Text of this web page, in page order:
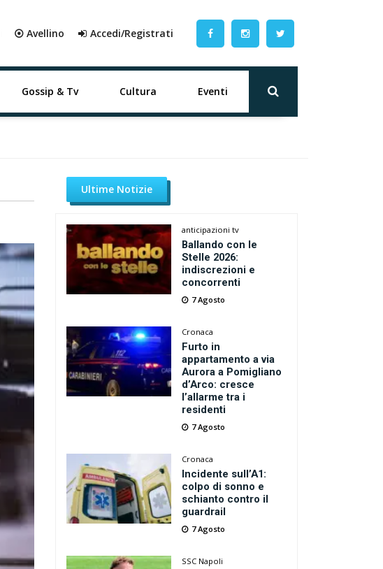
⦿ Avellino Accedi/Registrati
Gossip & Tv Cultura Eventi
Ultime Notizie
anticipazioni tv
Ballando con le
Stelle 2026:
indiscrezioni e
concorrenti
7 Agosto
Cronaca
Furto in
appartamento a via
Aurora a Pomigliano
d’Arco: cresce
l’allarme tra i
residenti
7 Agosto
Cronaca
Incidente sull’A1:
colpo di sonno e
schianto contro il
guardrail
7 Agosto
SSC Napoli